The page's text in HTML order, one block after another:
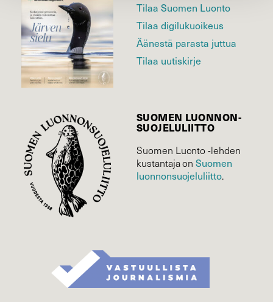
Tilaa Suomen Luonto
Tilaa digilukuoikeus
Äänestä parasta juttua
Tilaa uutiskirje
SUOMEN LUONNON­
SUOJELU­LIITTO
Suomen Luonto -lehden
kustantaja onSuomen
luonnonsuojelu­liitto.